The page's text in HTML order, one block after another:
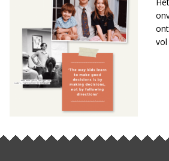
van. Alleen dat het helemaal te
Van binnen ben ik die jongen van
vader herken ik dat ook. Wat dat
Dan komt er zo’n golf en daar
geen kinderwens.Tot mijn
geboren en dan het besef: wat er
kan het niet. Ik had ook nooit
of de BSO, dat hebben we ook
vol